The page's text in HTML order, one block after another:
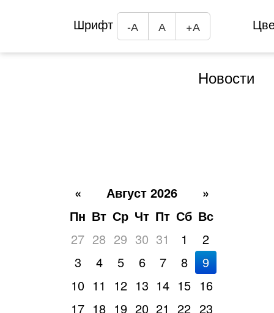
Шрифт -А А +А
Новости
« Август 2026
»
Пн Вт Ср Чт Пт Сб Вс
27 28 29 30 31 1
2
3
4 5 6 7 8
9
10 11 12 13 14 15 16
17 18 19 20 21 22 23